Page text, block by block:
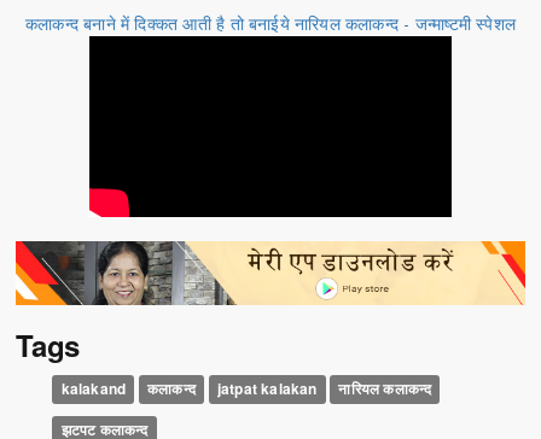
कलाकन्द बनाने में दिक्कत आती है तो बनाईये नारियल कलाकन्द - जन्माष्टमी स्पेशल
Tags
kalakand कलाकन्द jatpat kalakan
नारियल कलाकन्द
झटपट कलाकन्द